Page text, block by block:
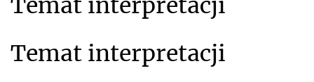
Temat interpretacji